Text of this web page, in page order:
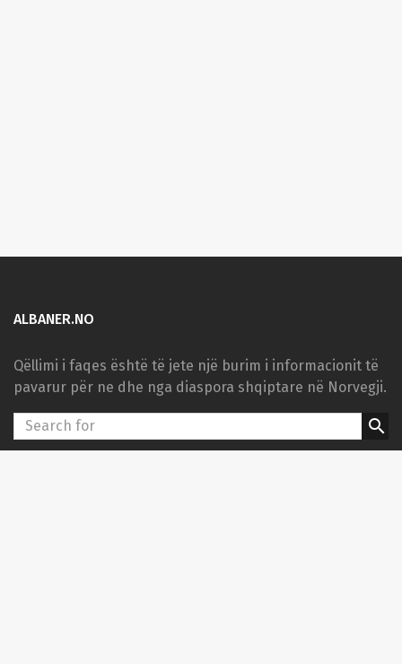
ALBANER.NO
Qëllimi i faqes është të jete një burim i informacionit të
pavarur për ne dhe nga diaspora shqiptare në Norvegji.
search